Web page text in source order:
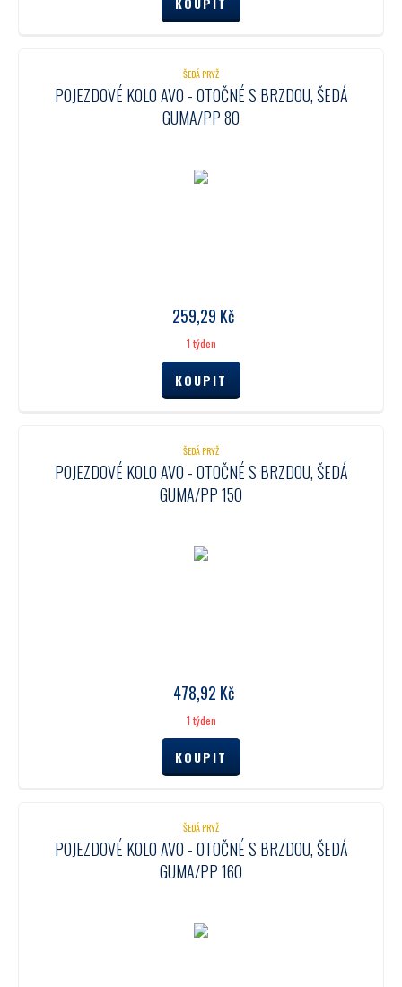
ŠEDÁ PRYŽ
POJEZDOVÉ KOLO AVO - OTOČNÉ S BRZDOU, ŠEDÁ
GUMA/PP 80
259,29 Kč
1 týden
ŠEDÁ PRYŽ
POJEZDOVÉ KOLO AVO - OTOČNÉ S BRZDOU, ŠEDÁ
GUMA/PP 150
478,92 Kč
1 týden
ŠEDÁ PRYŽ
POJEZDOVÉ KOLO AVO - OTOČNÉ S BRZDOU, ŠEDÁ
GUMA/PP 160